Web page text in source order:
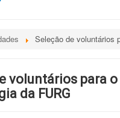
Seleção de voluntários
voluntários para
da FURG